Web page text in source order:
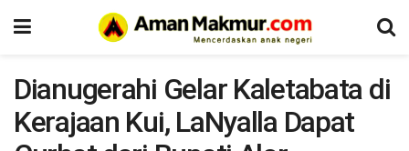
Dianugerahi Gelar Kaletabata di
Kerajaan Kui, LaNyalla Dapat